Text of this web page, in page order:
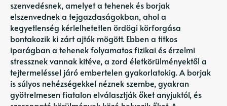
szenvedésnek, amelyet a tehenek és borjak
elszenvednek a tejgazdaságokban, ahol a
kegyetlenség kérlelhetetlen ördögi körforgása
bontakozik ki zárt ajtók mögött. Ebben a titkos
iparágban a tehenek folyamatos fizikai és érzelmi
stressznek vannak kitéve, a zord életkörülményektől a
tejtermeléssel járó embertelen gyakorlatokig. A borjak
is súlyos nehézségekkel néznek szembe, gyakran
gyötrelmesen fiatalon elválasztják őket anyjuktól, és